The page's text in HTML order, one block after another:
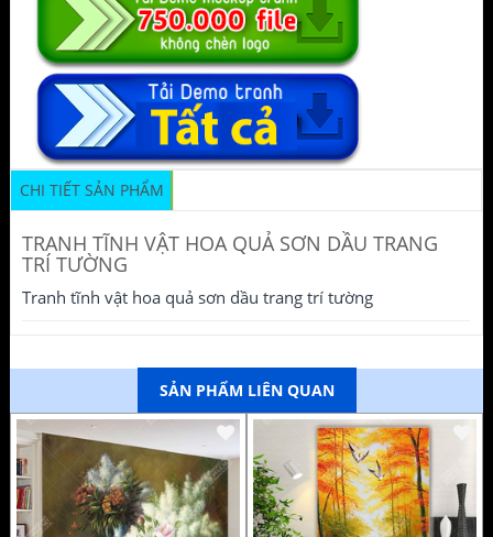
CHI TIẾT SẢN PHẨM
TRANH TĨNH VẬT HOA QUẢ SƠN DẦU TRANG
TRÍ TƯỜNG
Tranh tĩnh vật hoa quả sơn dầu trang trí tường
SẢN PHẨM LIÊN QUAN